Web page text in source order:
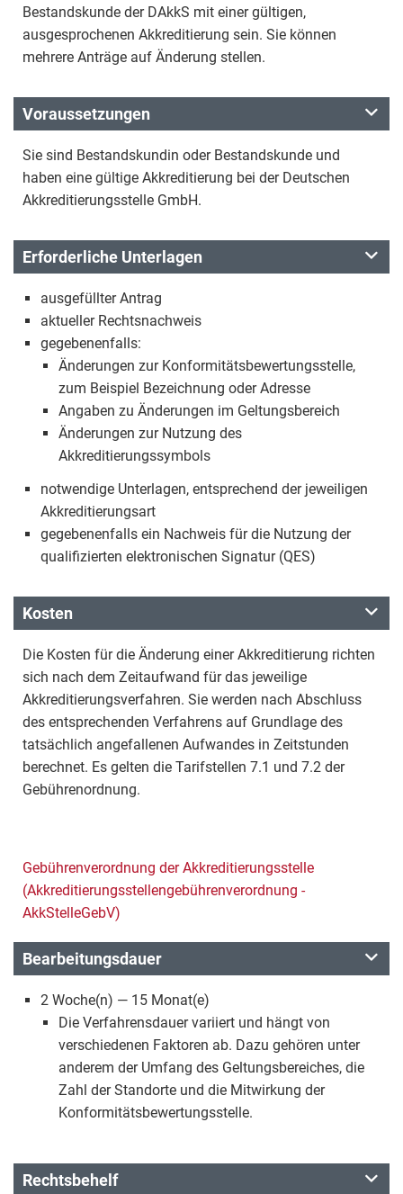
Bestandskunde der DAkkS mit einer gültigen,
ausgesprochenen Akkreditierung sein. Sie können
mehrere Anträge auf Änderung stellen.
Voraussetzungen
Sie sind Bestandskundin oder Bestandskunde und
haben eine gültige Akkreditierung bei der Deutschen
Akkreditierungsstelle GmbH.
Erforderliche Unterlagen
ausgefüllter Antrag
aktueller Rechtsnachweis
gegebenenfalls:
Änderungen zur Konformitätsbewertungsstelle,
zum Beispiel Bezeichnung oder Adresse
Angaben zu Änderungen im Geltungsbereich
Änderungen zur Nutzung des
Akkreditierungssymbols
notwendige Unterlagen, entsprechend der jeweiligen
Akkreditierungsart
gegebenenfalls ein Nachweis für die Nutzung der
qualifizierten elektronischen Signatur (QES)
Kosten
Die Kosten für die Änderung einer Akkreditierung richten
sich nach dem Zeitaufwand für das jeweilige
Akkreditierungsverfahren. Sie werden nach Abschluss
des entsprechenden Verfahrens auf Grundlage des
tatsächlich angefallenen Aufwandes in Zeitstunden
berechnet. Es gelten die Tarifstellen 7.1 und 7.2 der
Gebührenordnung.
Gebührenverordnung der Akkreditierungsstelle
(Akkreditierungsstellengebührenverordnung -
AkkStelleGebV)
Bearbeitungsdauer
2 Woche(n) — 15 Monat(e)
Die Verfahrensdauer variiert und hängt von
verschiedenen Faktoren ab. Dazu gehören unter
anderem der Umfang des Geltungsbereiches, die
Zahl der Standorte und die Mitwirkung der
Konformitätsbewertungsstelle.
Rechtsbehelf